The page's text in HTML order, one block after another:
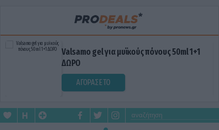
Valsamo gel για μυϊκούς πόνους 50ml 1+1
ΔΩΡΟ
ΑΓΟΡΑΣΕ ΤΟ